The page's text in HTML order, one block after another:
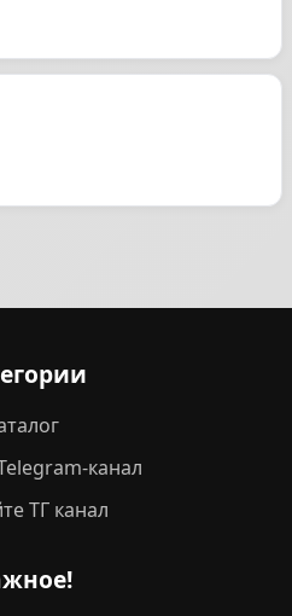
канал
ТГ канал